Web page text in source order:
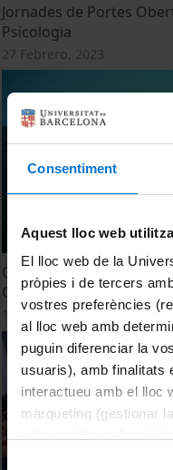
Consentiment
Aquest lloc web
El lloc web de la
pròpies i de tercers
vostres preferències
al lloc web amb
puguin diferenciar la
usuaris), amb finalitats
interactueu amb el lloc
màrqueting (gestionar
Jornades de Portes
Psicologia
27 Febrero, 2023
Curso de extensión
Ciudadanos y Clientes
19 Mayo, 2022